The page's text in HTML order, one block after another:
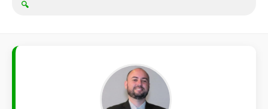
🔍